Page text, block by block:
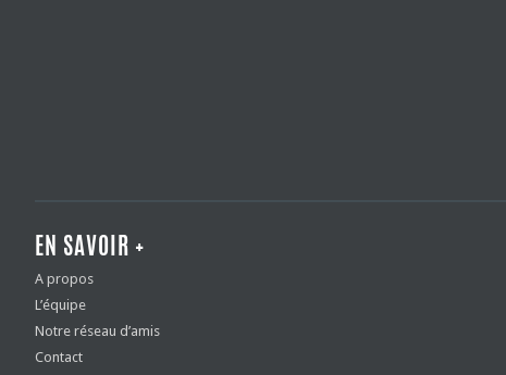
EN SAVOIR +
A propos
L’équipe
Notre réseau d’amis
Contact